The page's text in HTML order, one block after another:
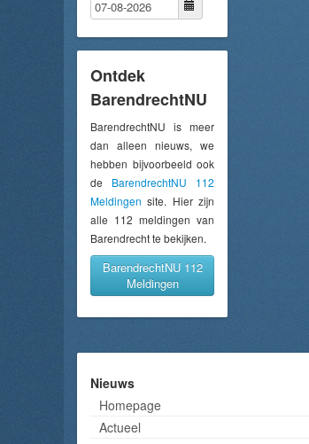
Ontdek
BarendrechtNU
BarendrechtNU is meer
dan alleen nieuws, we
hebben bijvoorbeeld ook
de BarendrechtNU 112
Meldingen site. Hier zijn
alle 112 meldingen van
Barendrecht te bekijken.
BarendrechtNU 112
Meldingen
Nieuws
Homepage
Actueel